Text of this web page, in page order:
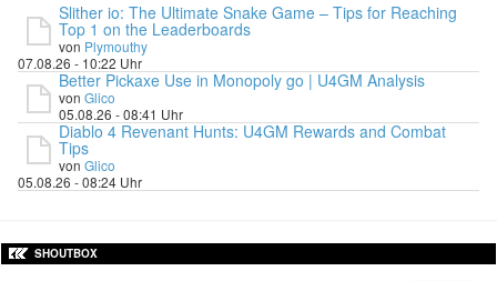
Slither io: The Ultimate Snake Game – Tips for Reaching
Top 1 on the Leaderboards
von Plymouthy
07.08.26 - 10:22 Uhr
Better Pickaxe Use in Monopoly go | U4GM Analysis
von Glico
05.08.26 - 08:41 Uhr
Diablo 4 Revenant Hunts: U4GM Rewards and Combat
Tips
von Glico
05.08.26 - 08:24 Uhr
SHOUTBOX